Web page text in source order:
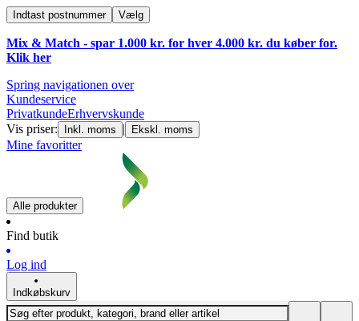
Indtast postnummer Vælg
Mix & Match - spar 1.000 kr. for hver 4.000 kr. du køber for.
Klik her
Spring navigationen over
Kundeservice
PrivatkundeErhvervskunde
Vis priser:
Inkl. moms | Ekskl. moms
Mine favoritter
Alle produkter
Find butik
Log ind
Indkøbskurv